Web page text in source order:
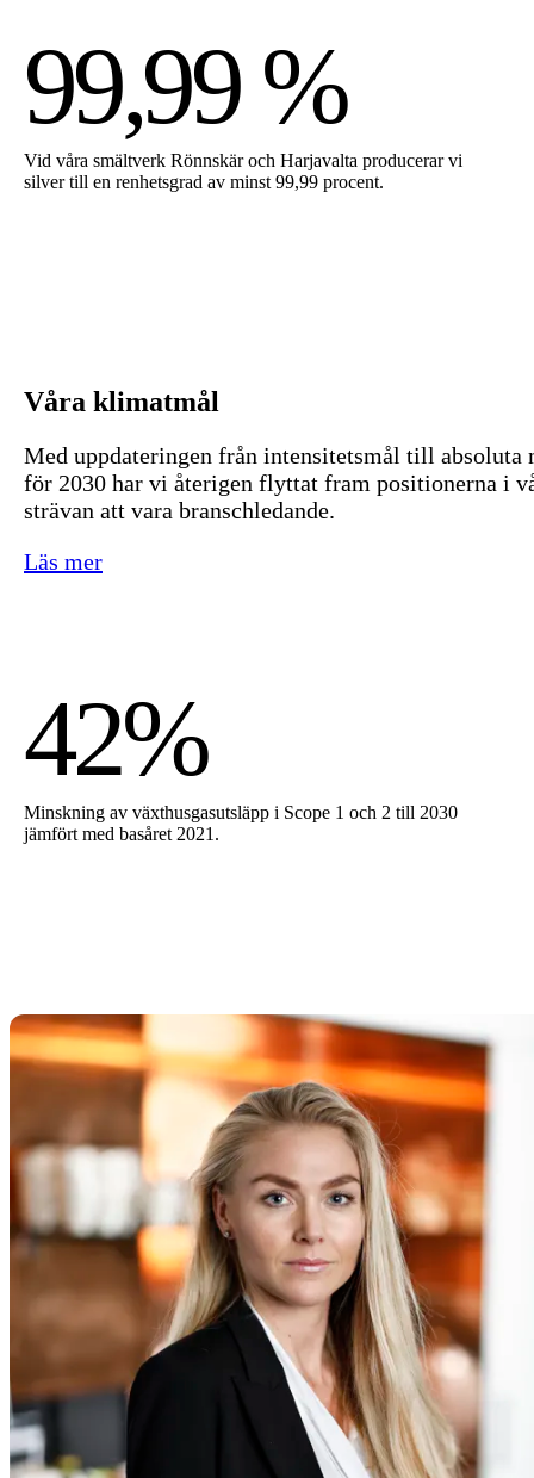
99,99 %
Vid våra smältverk Rönnskär och Harjavalta producerar vi
silver till en renhetsgrad av minst 99,99 procent.
Våra klimatmål
Med uppdateringen från intensitetsmål till absoluta
för 2030 har vi återigen flyttat fram positionerna i
strävan att vara branschledande.
Läs mer
42%
Minskning av växthusgasutsläpp i Scope 1 och 2 till 2030
jämfört med basåret 2021.